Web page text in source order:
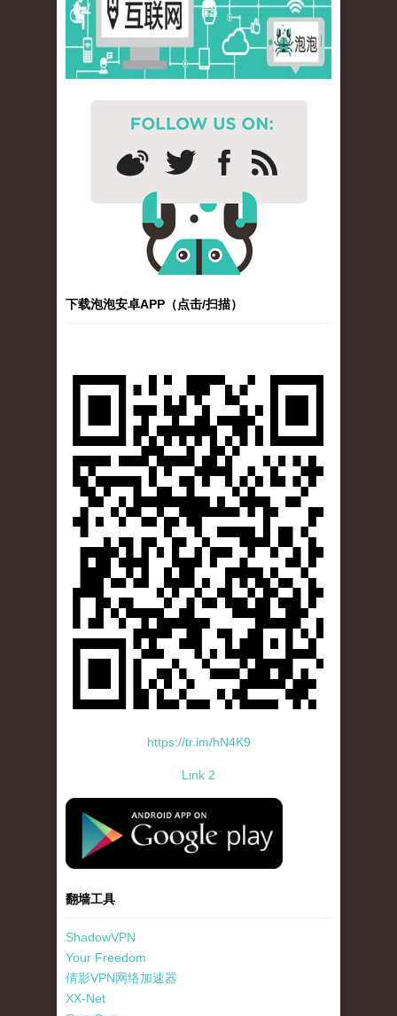
下载泡泡安卓APP（点击/扫描）
https://tr.im/hN4K9
Link 2
standard-icon-googleplay-app-store.png
翻墙工具
ShadowVPN
Your Freedom
倩影VPN网络加速器
XX-Net